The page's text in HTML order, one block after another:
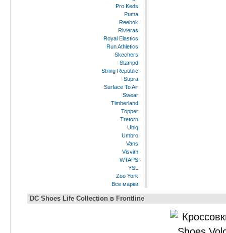
Pro Keds
Puma
Reebok
Rivieras
Royal Elastics
Run Athletics
Skechers
Stampd
String Republic
Supra
Surface To Air
Swear
Timberland
Topper
Tretorn
Ubiq
Umbro
Vans
Visvim
WTAPS
YSL
Zoo York
Все марки
DC Shoes Life Collection в Frontline